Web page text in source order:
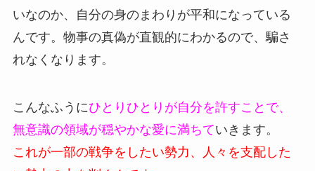
いなのか、自分の身のまわりが平和になっている
んです。物事の真偽が直観的にわかるので、騙さ
れなくなります。
こんなふうにひとりひとりが自分を許すことで、
無意識の領域が穏やかな愛に満ちていきます。
これが一部の戦争をしたい勢力、人々を支配した